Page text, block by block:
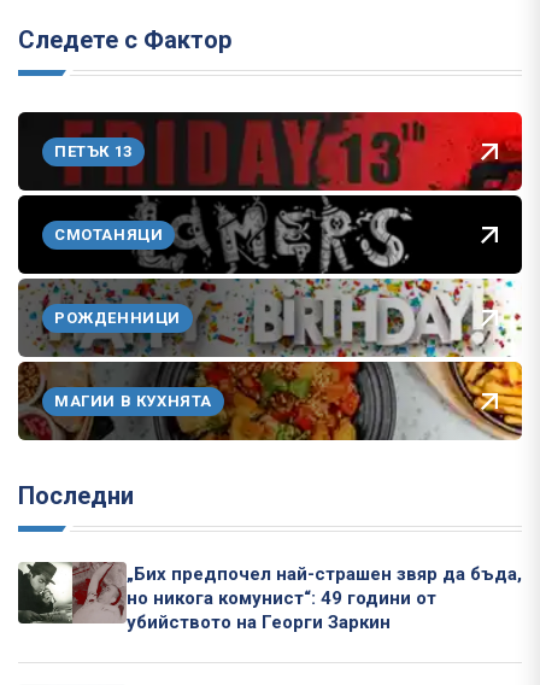
Следете с Фактор
ПЕТЪК 13
СМОТАНЯЦИ
РОЖДЕННИЦИ
МАГИИ В КУХНЯТА
Последни
„Бих предпочел най-страшен звяр да бъда,
но никога комунист“: 49 години от
убийството на Георги Заркин